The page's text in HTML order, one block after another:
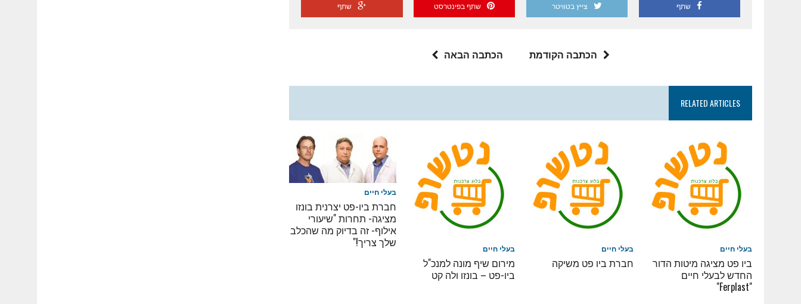
שתף צייץ בטוויטר שתף בפינטרסט שתף
הכתבה הקודמת הכתבה הבאה
RELATED ARTICLES
בעלי חיים
ביו פט מציגה מיטות הדור
החדש לבעלי חיים
"Ferplast"
בעלי חיים
חברת ביו פט משיקה
בעלי חיים
מירום שיף מונה למנכ"ל
ביו-פט – בונזו ולה קט
בעלי חיים
חברת ביו-פט יצרנית בונזו
מציגה- תחרות "שיעורי
אילוף- זה בדיוק מה שהכלב
שלך צריך!"